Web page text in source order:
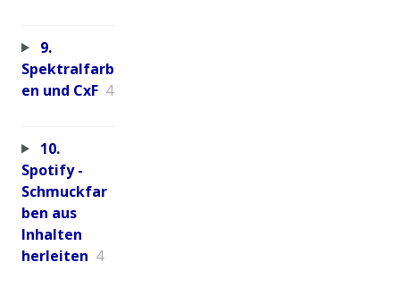
9.
Spektralfarb
en und CxF 4
10.
Spotify -
Schmuckfar
ben aus
Inhalten
herleiten 4